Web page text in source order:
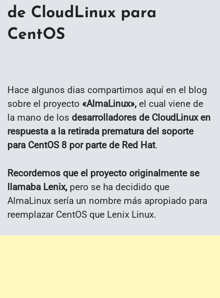
de CloudLinux para
CentOS
Hace algunos dias compartimos aquí en el blog
sobre el proyecto «AlmaLinux», el cual viene de
la mano de los desarrolladores de CloudLinux en
respuesta a la retirada prematura del soporte
para CentOS 8 por parte de Red Hat.
Recordemos que el proyecto originalmente se
llamaba Lenix, pero se ha decidido que
AlmaLinux sería un nombre más apropiado para
reemplazar CentOS que Lenix Linux.